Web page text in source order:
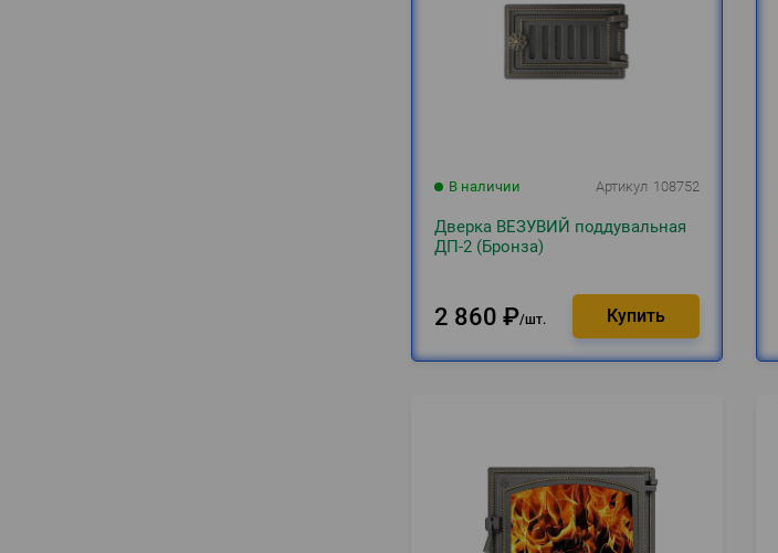
В наличии Артикул 108752
Дверка ВЕЗУВИЙ поддувальная
ДП-2 (Бронза)
2 860 ₽ шт.